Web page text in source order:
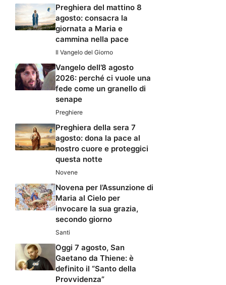
Preghiera del mattino 8
agosto: consacra la
giornata a Maria e
cammina nella pace
Il Vangelo del Giorno
Vangelo dell’8 agosto
2026: perché ci vuole una
fede come un granello di
senape
Preghiere
Preghiera della sera 7
agosto: dona la pace al
nostro cuore e proteggici
questa notte
Novene
Novena per l’Assunzione di
Maria al Cielo per
invocare la sua grazia,
secondo giorno
Santi
Oggi 7 agosto, San
Gaetano da Thiene: è
definito il “Santo della
Provvidenza”